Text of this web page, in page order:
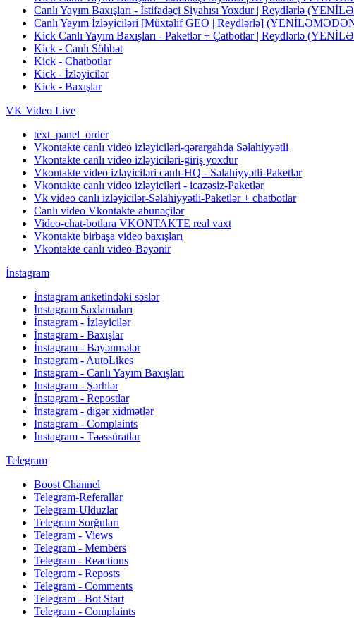
Canlı Yayım Baxışları - İstifadəçi Siyahısı Yoxdur | Reydlərlə
Canlı Yayım İzləyiciləri [Müxtəlif GEO | Reydlərlə]
Kick Canlı Yayım Baxışları - Paketlər + Çatbotlar | Reydlərlə
Kick - Canlı Söhbət
Kick - Chatbotlar
Kick - İzləyicilər
Kick - Baxışlar
VK Video Live
text_panel_order
Vkontakte canlı video izləyiciləri-qərargahda Səlahiyyətli
Vkontakte canlı video izləyiciləri-giriş yoxdur
Vkontakte video izləyiciləri canlı-HQ - Səlahiyyətli-Paketlər
Vkontakte canlı video izləyiciləri - icazəsiz-Paketlər
Vk video canlı izləyicilər-Səlahiyyətli-Paketlər + chatbotlar
Canlı video Vkontakte-abunəçilər
Video-chat-botlara VKONTAKTE real vaxt
Vkontakte birbaşa video baxışları
Vkontakte canlı video-Bəyənir
İnstagram
İnstagram anketindəki səslər
Instagram Saxlamaları
İnstagram - İzləyicilər
İnstagram - Baxışlar
İnstagram - Bəyənmələr
Instagram - AutoLikes
Instagram - Canlı Yayım Baxışları
Instagram - Şərhlər
İnstagram - Repostlar
İnstagram - digər xidmətlər
Instagram - Complaints
Instagram - Təəssüratlar
Telegram
Boost Channel
Telegram-Referallar
Telegram-Ulduzlar
Telegram Sorğuları
Telegram - Views
Telegram - Members
Telegram - Reactions
Telegram - Reposts
Telegram - Comments
Telegram - Bot Start
Telegram - Complaints